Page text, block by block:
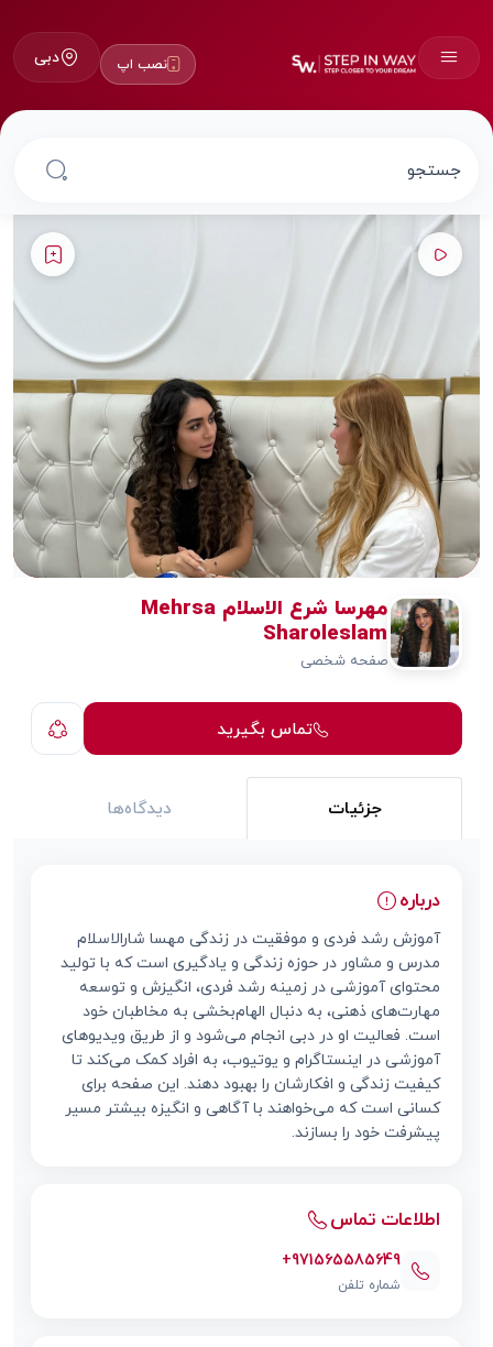
نصب اپ دبی
مهرسا شرع الاسلام Mehrsa
Sharoleslam
صفحه شخصی
تماس بگیرید
جزئیات دیدگاه‌ها
درباره
آموزش رشد فردی و موفقیت در زندگی مهسا شارالاسلام
مدرس و مشاور در حوزه زندگی و یادگیری است که با تولید
محتوای آموزشی در زمینه رشد فردی، انگیزش و توسعه
مهارت‌های ذهنی، به دنبال الهام‌بخشی به مخاطبان خود
است. فعالیت او در دبی انجام می‌شود و از طریق ویدیوهای
آموزشی در اینستاگرام و یوتیوب، به افراد کمک می‌کند تا
کیفیت زندگی و افکارشان را بهبود دهند. این صفحه برای
کسانی است که می‌خواهند با آگاهی و انگیزه بیشتر مسیر
پیشرفت خود را بسازند.
اطلاعات تماس
+971565585649
شماره تلفن